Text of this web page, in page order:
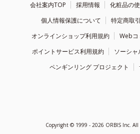
会社案内TOP 採用情報
化粧品の
個人情報保護について
特定商取
オンラインショップ利用規約
Webコ
ポイントサービス利用規約
ソーシャ
ペンギンリング プロジェクト
Copyright © 1999 - 2026 ORBIS Inc. All